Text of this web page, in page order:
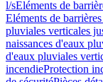
l/sEléments de
Eléments de
pluviales verticales
naissances d'eaux
d'eaux pluviales
incendieProtection